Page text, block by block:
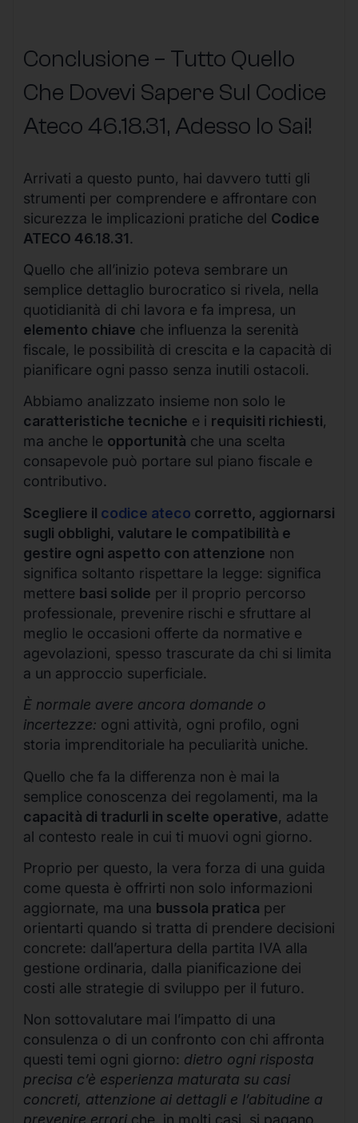
Conclusione – Tutto Quello
Che Dovevi Sapere Sul Codice
Ateco 46.18.31, Adesso lo Sai!
Arrivati a questo punto, hai davvero tutti gli
strumenti per comprendere e affrontare con
sicurezza le implicazioni pratiche del Codice
ATECO 46.18.31.
Quello che all’inizio poteva sembrare un
semplice dettaglio burocratico si rivela, nella
quotidianità di chi lavora e fa impresa, un
elemento chiave che influenza la serenità
fiscale, le possibilità di crescita e la capacità di
pianificare ogni passo senza inutili ostacoli.
Abbiamo analizzato insieme non solo le
caratteristiche tecniche e i requisiti richiesti,
ma anche le opportunità che una scelta
consapevole può portare sul piano fiscale e
contributivo.
Scegliere il codice ateco corretto, aggiornarsi
sugli obblighi, valutare le compatibilità e
gestire ogni aspetto con attenzione non
significa soltanto rispettare la legge: significa
mettere basi solide per il proprio percorso
professionale, prevenire rischi e sfruttare al
meglio le occasioni offerte da normative e
agevolazioni, spesso trascurate da chi si limita
a un approccio superficiale.
È normale avere ancora domande o
incertezze: ogni attività, ogni profilo, ogni
storia imprenditoriale ha peculiarità uniche.
Quello che fa la differenza non è mai la
semplice conoscenza dei regolamenti, ma la
capacità di tradurli in scelte operative, adatte
al contesto reale in cui ti muovi ogni giorno.
Proprio per questo, la vera forza di una guida
come questa è offrirti non solo informazioni
aggiornate, ma una bussola pratica per
orientarti quando si tratta di prendere decisioni
concrete: dall’apertura della partita IVA alla
gestione ordinaria, dalla pianificazione dei
costi alle strategie di sviluppo per il futuro.
Non sottovalutare mai l’impatto di una
consulenza o di un confronto con chi affronta
questi temi ogni giorno: dietro ogni risposta
precisa c’è esperienza maturata su casi
concreti, attenzione ai dettagli e l’abitudine a